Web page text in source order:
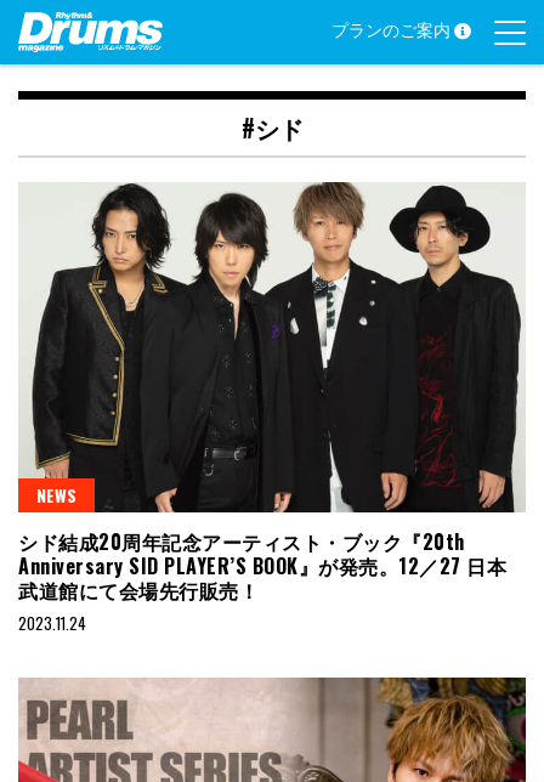
Skip
content
プランのご案内
#シド
NEWS
シド結成20周年記念アーティスト・ブック『20th
Anniversary SID PLAYER’S BOOK』が発売。12／27 日本
武道館にて会場先行販売！
2023.11.24